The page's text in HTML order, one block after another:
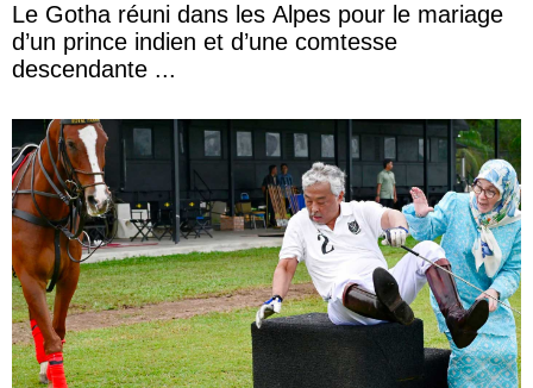
Le Gotha réuni dans les Alpes pour le mariage
d’un prince indien et d’une comtesse
descendante ...